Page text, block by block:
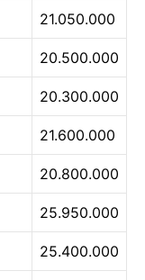
21.050.000
20.500.000
20.300.000
21.600.000
20.800.000
25.950.000
25.400.000